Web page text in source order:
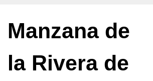
Manzana de
la Rivera de